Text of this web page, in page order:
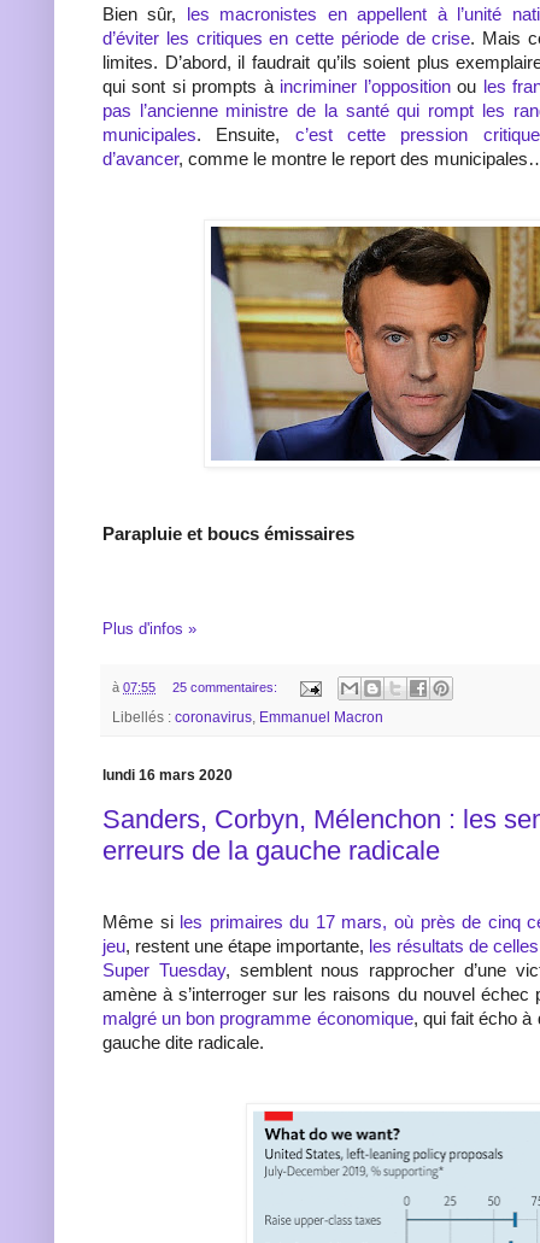
Bien sûr,
les macronistes en appellent à l’unité
d’éviter les critiques en cette période de crise. Mais
limites. D’abord, il faudrait qu’ils soient plus
qui sont si prompts à incriminer l’opposition ou les
pas l’ancienne ministre de la santé qui rompt les
municipales. Ensuite, c’est cette pression
d’avancer, comme le montre le report des
Parapluie et boucs émissaires
Plus d'infos »
à 07:55 25 commentaires:
Libellés : coronavirus, Emmanuel Macron
lundi 16 mars 2020
Sanders, Corbyn, Mélenchon : les
erreurs de la gauche radicale
Même si les primaires du 17 mars, où près de cinq
jeu, restent une étape importante, les résultats de
Super Tuesday, semblent nous rapprocher d’une
amène à s’interroger sur les raisons du nouvel échec
malgré un bon programme économique, qui fait écho à
gauche dite radicale.